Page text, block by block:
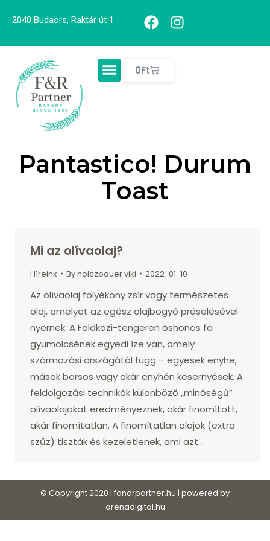
2040 Budaörs, Raktár út 1.
0Ft
Pantastico! Durum
Toast
Mi az olívaolaj?
Híreink Byholczbauer viki 2022-01-10
Az olívaolaj folyékony zsír vagy természetes
olaj, amelyet az egész olajbogyó préselésével
nyernek. A Földközi-tengeren őshonos fa
gyümölcsének egyedi íze van, amely
származási országától függ – egyesek enyhe,
mások borsos vagy akár enyhén kesernyések. A
feldolgozási technikák különböző „minőségű”
olívaolajokat eredményeznek, akár finomított,
akár finomítatlan. A finomítatlan olajok (extra
szűz) tiszták és kezeletlenek, ami azt…
© Copyright 2020 | fandrpartner.hu | powered by
arenadigital.hu